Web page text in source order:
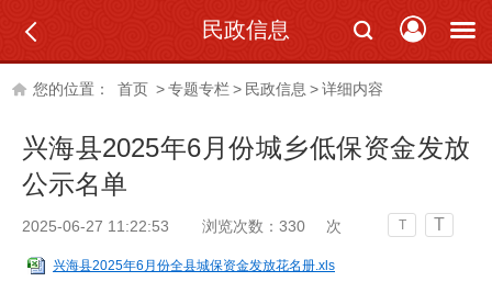
民政信息
您的位置： 首页 >专题专栏> 民政信息 >详细内容
兴海县2025年6月份城乡低保资金发放
公示名单
2025-06-27 11:22:53 浏览次数： 330 次 T T
兴海县2025年6月份全县城保资金发放花名册.xls